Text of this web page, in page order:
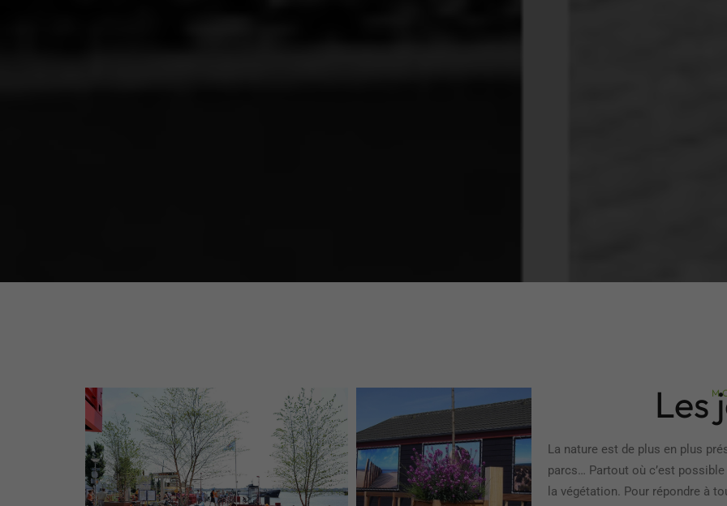
Les
La nature est de plus en plus
parcs… Partout où c’est
la végétation. Pour répondre à